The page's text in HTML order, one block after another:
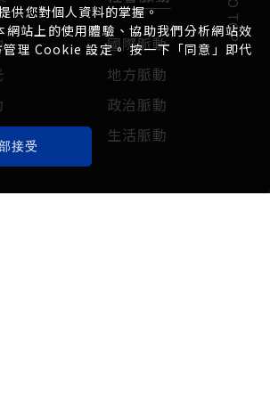
國際脈動
地方脈動
政治脈動
生活脈動
GO TOP
供您對個人資料的掌握。
站上的使用體驗、協助我們分析網站效
理 Cookie 設定。 按一下「同意」即代
接受